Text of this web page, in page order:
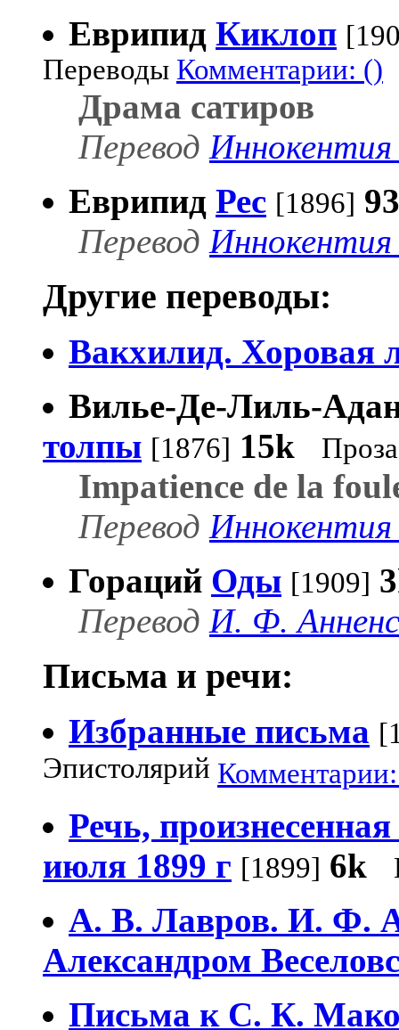
Еврипид Киклоп
Переводы Комментарии: ()
Драма сатиров
Перевод Иннокентия
Еврипид Рес [1896]
Перевод Иннокентия
Другие переводы:
Вакхилид. Хоровая
Вилье-Де-Лиль-
толпы [1876] 15k
Impatience de la
Перевод Иннокентия
Гораций Оды [1909]
Перевод И. Ф.
Письма и речи:
Избранные письма
Эпистолярий
Речь,
июля 1899 г [1899] 6k
А. В. Лавров. И. Ф.
Александром
Письма к С. К.